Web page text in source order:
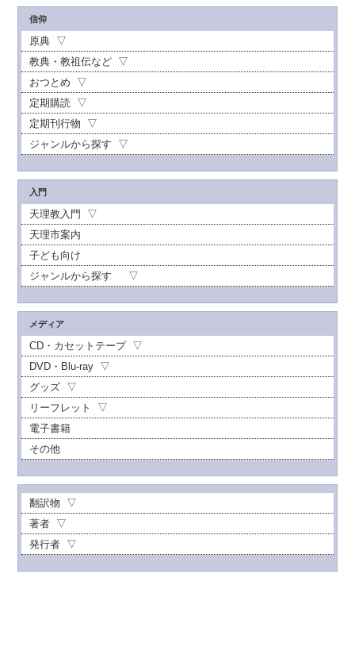
信仰
原典
教典・教祖伝など
おつとめ
定期購読
定期刊行物
ジャンルから探す
入門
天理教入門
天理市案内
子ども向け
ジャンルから探す
メディア
CD・カセットテープ
DVD・Blu-ray
グッズ
リーフレット
電子書籍
その他
翻訳物
著者
発行者